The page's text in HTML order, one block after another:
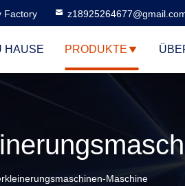
Factory
HAUSE PRODUKTE
Maschine